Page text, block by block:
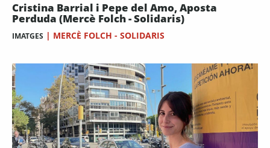
Cristina Barrial i Pepe del Amo, Aposta
Perduda (Mercè Folch - Solidaris)
IMATGES | MERCÈ FOLCH - SOLIDARIS